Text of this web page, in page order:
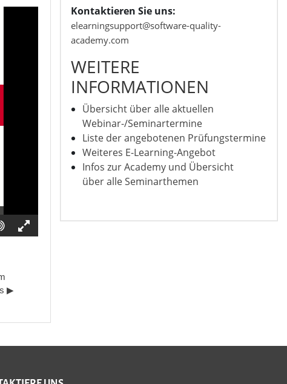
▶︎
Kontaktieren Sie uns:
elearningsupport@software-quality-
academy.com
WEITERE
INFORMATIONEN
Übersicht über alle aktuellen
Webinar-/Seminartermine
Liste der angebotenen Prüfungstermine
Weiteres E-Learning-Angebot
Infos zur Academy und Übersicht
über alle Seminarthemen